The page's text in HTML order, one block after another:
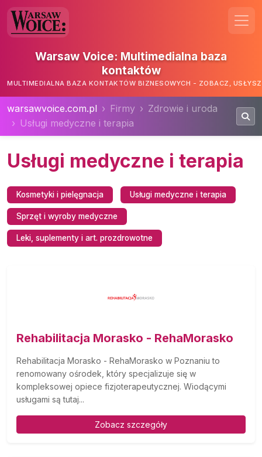
Warsaw Voice: Multimedialna baza
kontaktów
MULTIMEDIALNA BAZA KONTAKTÓW BIZNESOWYCH - ZOBACZ,
warsawvoice.com.pl Firmy
Zdrowie i uroda
Usługi medyczne i terapia
Usługi medyczne i terapia
Kosmetyki i pielęgnacja Usługi medyczne i terapia
Sprzęt i wyroby medyczne
Leki, suplementy i art. prozdrowotne
Rehabilitacja Morasko - RehaMorasko
Rehabilitacja Morasko - RehaMorasko w Poznaniu to
renomowany ośrodek, który specjalizuje się w
kompleksowej opiece fizjoterapeutycznej. Wiodącymi
usługami są tutaj...
Zobacz szczegóły